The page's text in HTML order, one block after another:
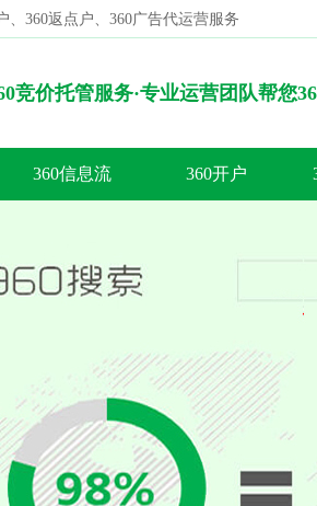
、360返点户、360广告代运营服务
竞价托管服务·专业运营团队帮您
搜索
360信息流 360开户